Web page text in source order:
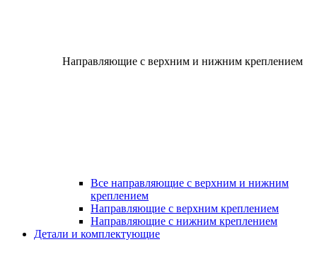
Направляющие с верхним и нижним креплением
Все направляющие с верхним и нижним
креплением
Направляющие с верхним креплением
Направляющие с нижним креплением
Детали и комплектующие